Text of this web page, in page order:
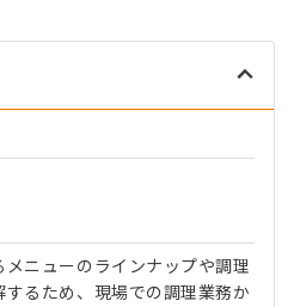
ニューのラインナップや調理
るため、現場での調理業務か